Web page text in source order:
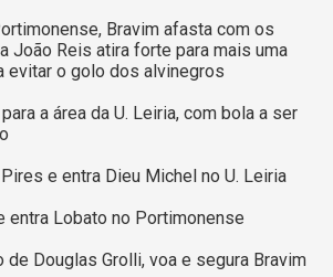
Bravim afasta com os
João Reis atira forte para mais uma
evitar o golo dos alvinegros
a área da U. Leiria, com bola a ser
e entra Dieu Michel no U. Leiria
entra Lobato no Portimonense
de Douglas Grolli, voa e segura Bravim